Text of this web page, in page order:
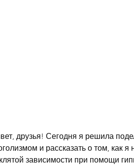
друзья! Сегодня я решила
и рассказать о том, как я
зависимости при помощи